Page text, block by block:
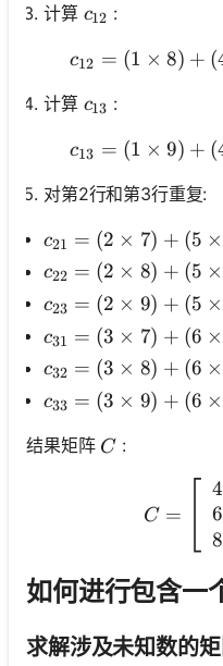
计算 c_{12}
c12 :
c12 = (1 × 8) + (
计算 c_{13}
c13 :
c13 = (1 × 9) + (
对第2行和第3行重复:
c_{21}=(2 \times
c21 = (2 × 7) + (5 ×
c_{22}=(2 \times
c22 = (2 × 8) + (5 ×
c_{23}=(2 \times
c23 = (2 × 9) + (5 ×
c_{31}=(3 \times
c31 = (3 × 7) + (6 ×
c_{32}=(3 \times
c32 = (3 × 8) + (6 ×
c_{33}=(3 \times
c33 = (3 × 9) + (6 ×
结果矩阵 C
C :
C =
如何进行包含一
求解涉及未知数的